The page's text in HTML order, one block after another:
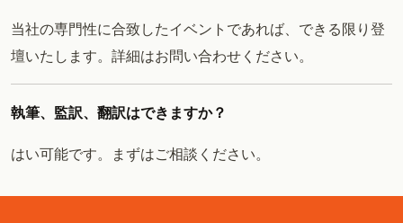
当社の専門性に合致したイベントであれば、できる限り登
壇いたします。詳細はお問い合わせください。
執筆、監訳、翻訳はできますか？
はい可能です。まずはご相談ください。